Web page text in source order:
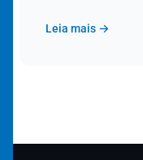
Leia mais →